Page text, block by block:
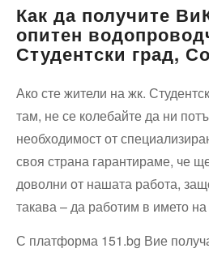
Как да получите
опитен
Студентски град,
Ако сте жители на жк.
там, не се колебайте да ни
необходимост от
своя страна гарантираме, че
доволни от нашата работа,
такава – да работим в името
С платформа 151.bg Вие